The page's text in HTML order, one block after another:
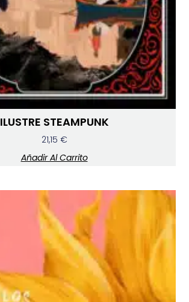
ILUSTRE STEAMPUNK
21,15 €
Añadir Al Carrito